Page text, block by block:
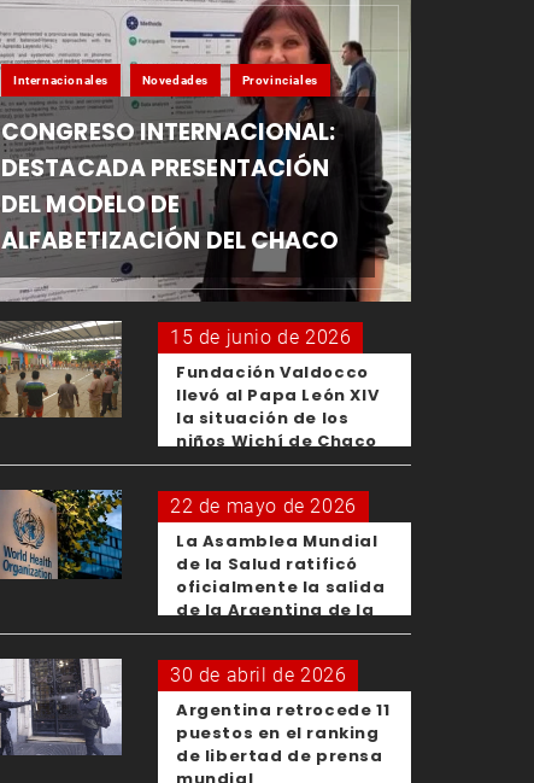
Internacionales Novedades Provinciales
CONGRESO INTERNACIONAL:
DESTACADA PRESENTACIÓN
DEL MODELO DE
ALFABETIZACIÓN DEL CHACO
15 de junio de 2026
Fundación Valdocco
llevó al Papa León XIV
la situación de los
niños Wichí de Chaco
22 de mayo de 2026
La Asamblea Mundial
de la Salud ratificó
oficialmente la salida
de la Argentina de la
OMS
30 de abril de 2026
Argentina retrocede 11
puestos en el ranking
de libertad de prensa